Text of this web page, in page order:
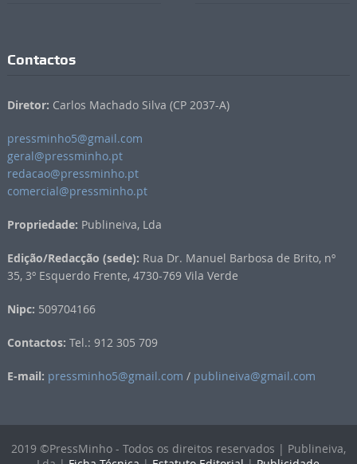
Contactos
Diretor: Carlos Machado Silva (CP 2037-A)
pressminho5@gmail.com
geral@pressminho.pt
redacao@pressminho.pt
comercial@pressminho.pt
Propriedade: Publineiva, Lda
Edição/Redacção (sede): Rua Dr. Manuel Barbosa de Brito, nº
35, 3º Esquerdo Frente, 4730-769 Vila Verde
Nipc: 509704166
Contactos: Tel.: 912 305 709
E-mail: pressminho5@gmail.com / publineiva@gmail.com
2019 ©PressMinho - Todos os direitos reservados | Publineiva,